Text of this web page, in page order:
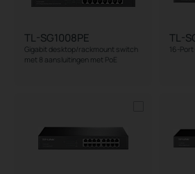
TL-SG1008PE
Gigabit desktop/rackmount switch
met 8 aansluitingen met PoE
TL-
16-